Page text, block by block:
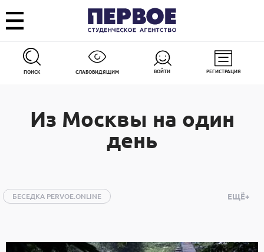
ПОИСК СЛАБОВИДЯЩИМ ВОЙТИ РЕГИСТРАЦИЯ
Из Москвы на один
день
БЕСЕДКА PERVOE.ONLINE ЕЩЁ+